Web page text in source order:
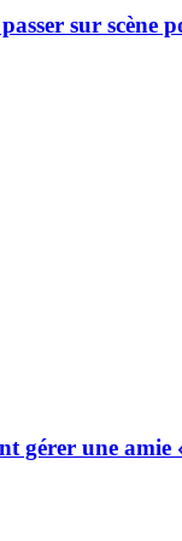
sur scène
gérer une amie